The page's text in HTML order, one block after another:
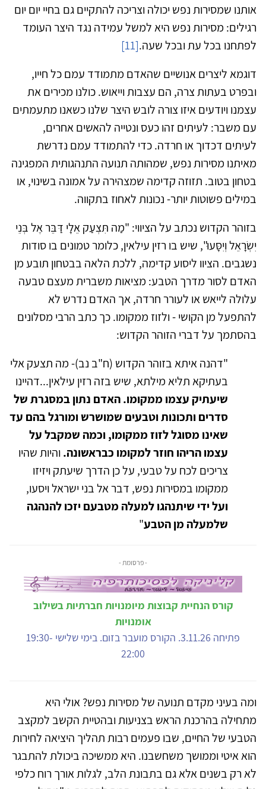
אותנו שמסירות נפש יכולה וצריכה להתקיים גם בחיי יום יום
רגילים: מסירות נפש היא למשל עמידה נגד היצר העומד
לפתחנו בכל עת ובכל שעה.[11]
דוגמא ליצרים אנושיים שהאדם מתמודד עמם כל חייו,
ובפרט בעתות צרה, הם עצבות וייאוש. כולנו מכירים את
עצמנו ויודעים איזו צורה לובש היצר שלנו כשאנו מתעמתים
עם משבר: לעיתים זהו כעס ונטייה להאשים אחרים,
לעיתים דכדוך או חרדה. כדי להתמודד עמם נדרשת
מאיתנו מסירות נפש, שמהותה תנועה התנהגותית המפגינה
בטחון בטוב. תזוזה קדימה שמצהירה על אמונה בשינוי, או
במילים פשוטות יותר- נכונות לאחוז בתקווה.
בזוהר הקדוש נכתב על הציווי: "מַה תִּצְעַק אֵלָי דַּבֵּר אֶל בְּנֵי
יִשְׂרָאֵל וְיִסָּעוּ", שיש בו רזין עילאין, כלומר טמונים בו סודות
נשגבים. הציוו ליסוע קדימה, ללכת הלאה בבטחון תובע מן
האדם לסור מדרך הטבע: מציאות משברית מעצם טבעה
עלולה לייאש או לעורר חרדה, אך האדם נדרש לא
להתפעל מן הקושי - ולזוז ממקומו. כך כתב הרבי מסלונים
בהסתמך על דברי הזוהר הקדוש:
"דהנה איתא בזוהר הקדוש (ח"ב נב)- מה תצעק אלי
בעתיקא תליא מילתא, שיש בזה רזין עילאין...דהיינו
שיעתיק עצמו ממקומו.האדם נתון במסגרת של
סדרים ותכונות וטבעים שמושרש ומורגל בהם עד
שאינו מסוגל לזוז ממקומו, וכמה שמקבל על
עצמו הריהו חוזר למקומו כבראשונה.והיות שהיו
צריכים לכח על טבעי, על כן הדרך שיעתק ויזיזו
ממקומו במסירות נפש, דבר אל בני ישראל ויסעו,
ועל ידי שיתנהגו למעלה מטבעם יזכו להנהגה
שלמעלה מן הטבע"
- פרסומת -
קורס הנחיית קבוצות מיומנויות חברתיות בשילוב
אומנויות
פתיחה 3.11.26. הקורס מועבר בזום. בימי שלישי 19:30-
22:00
ומה בעיני מקדם תנועה של מסירות נפש? אולי היא
מתחילה בהרכנת הראש בצניעות ובהטיית הקשב למקצב
הטבעי של החיים, שבו פעמים רבות תהליך היציאה לחירות
הוא איטי וממושך משחשבנו. היא ממשיכה ביכולת להתבגר
לא רק בשנים אלא גם בתבונת הלב, לגלות אורך רוח כלפי